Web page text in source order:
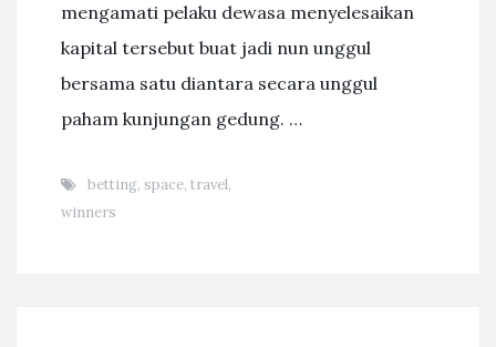
mengamati pelaku dewasa menyelesaikan
kapital tersebut buat jadi nun unggul
bersama satu diantara secara unggul
paham kunjungan gedung. …
betting, space, travel,
winners